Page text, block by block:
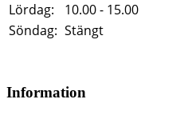
Lördag:
10.00 - 15.00
Söndag: Stängt
Information